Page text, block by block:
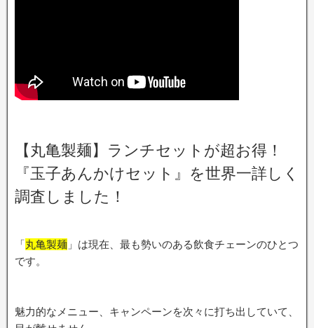
【丸亀製麺】ランチセットが超お得！
『玉子あんかけセット』を世界一詳しく
調査しました！
「丸亀製麺 」は現在、最も勢いのある飲食チェーンのひとつ
です。
魅力的なメニュー、キャンペーンを次々に打ち出していて、